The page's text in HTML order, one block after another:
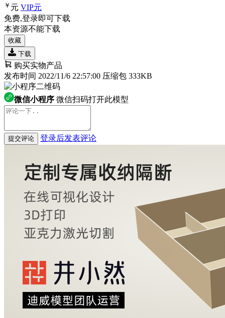
￥ 元 VIP元
免费,登录即可下载
本资源不能下载
收藏
下载
购买实物产品
发布时间 2022/11/6 22:57:00 压缩包 333KB
微信小程序 微信扫码打开此模型
提交评论 登录后发表评论